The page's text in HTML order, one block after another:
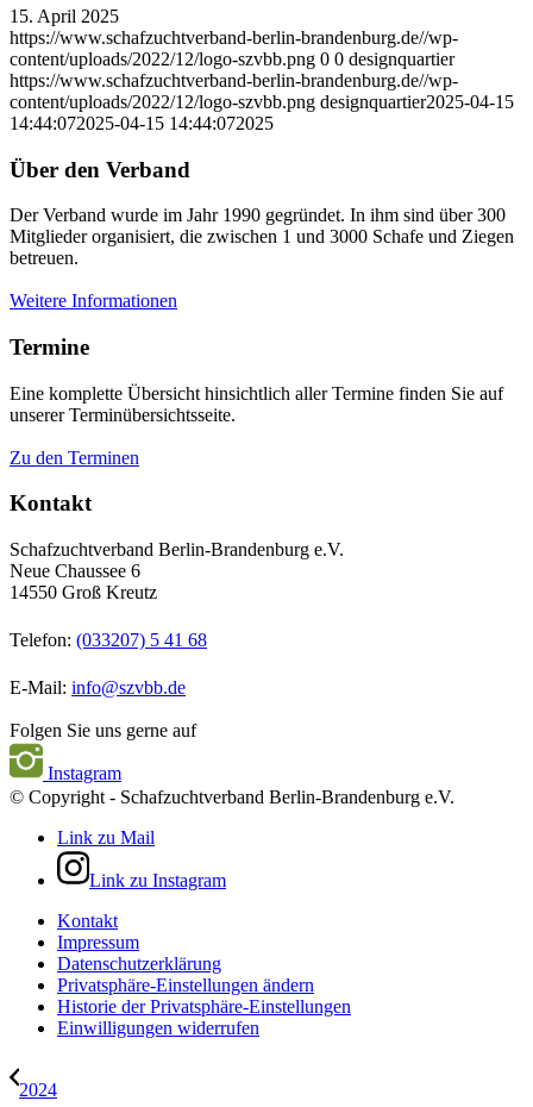
15. April 2025
https://www.schafzuchtverband-berlin-brandenburg.de//wp-
content/uploads/2022/12/logo-szvbb.png 0 0 designquartier
https://www.schafzuchtverband-berlin-brandenburg.de//wp-
content/uploads/2022/12/logo-szvbb.png designquartier2025-04-15
14:44:072025-04-15 14:44:072025
Über den Verband
Der Verband wurde im Jahr 1990 gegründet. In ihm sind über 300
Mitglieder organisiert, die zwischen 1 und 3000 Schafe und Ziegen
betreuen.
Weitere Informationen
Termine
Eine komplette Übersicht hinsichtlich aller Termine finden Sie auf
unserer Terminübersichtsseite.
Zu den Terminen
Kontakt
Schafzuchtverband Berlin-Brandenburg e.V.
Neue Chaussee 6
14550 Groß Kreutz
Telefon: (033207) 5 41 68
E-Mail: info@szvbb.de
Folgen Sie uns gerne auf
Instagram
© Copyright - Schafzuchtverband Berlin-Brandenburg e.V.
Link zu Mail
Link zu Instagram
Kontakt
Impressum
Datenschutzerklärung
Privatsphäre-Einstellungen ändern
Historie der Privatsphäre-Einstellungen
Einwilligungen widerrufen
2024